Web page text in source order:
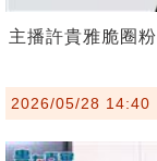
主播許貴雅脆圈
2026/05/28 14:40